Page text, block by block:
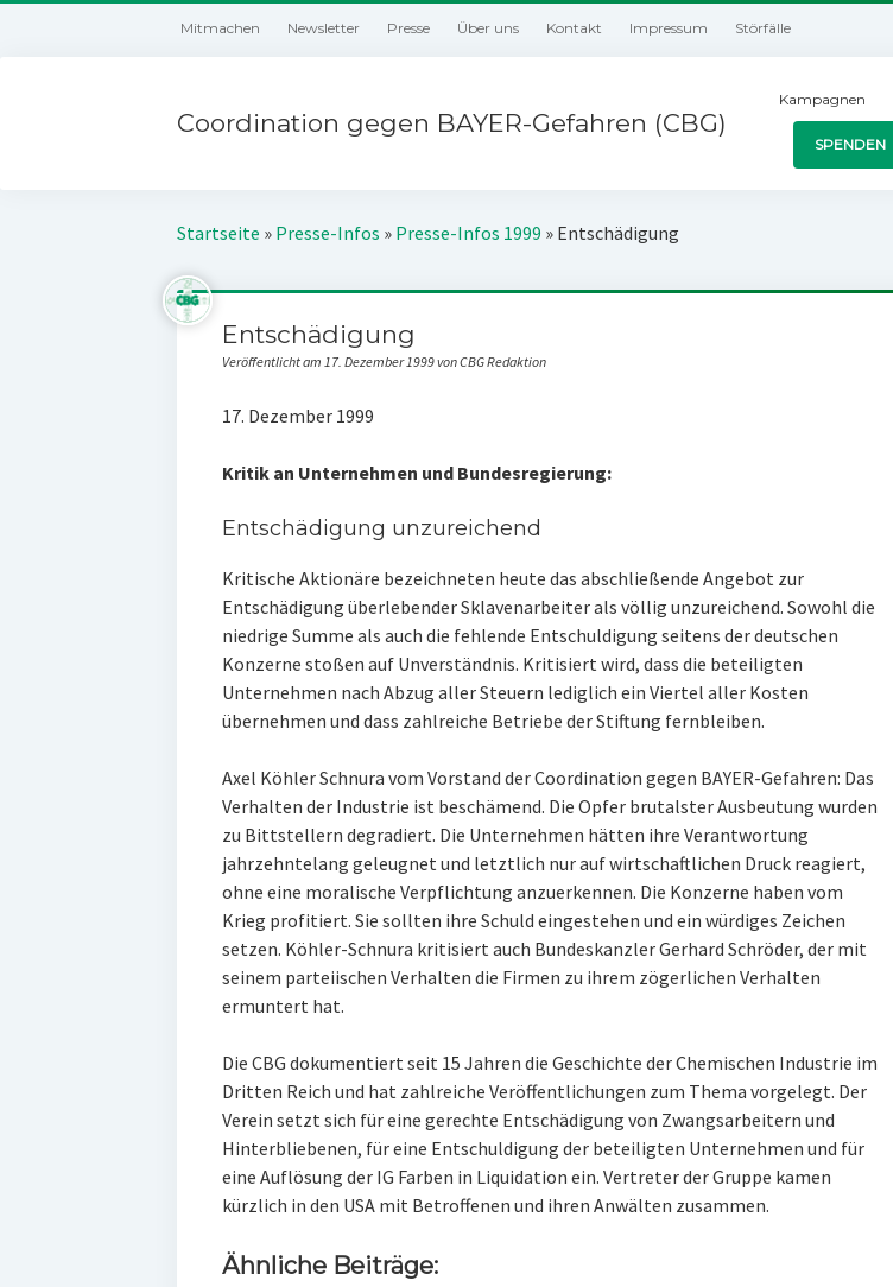
Mitmachen Newsletter Presse Über uns Kontakt Impressum Störfälle
Coordination gegen BAYER-Gefahren (CBG)
Kampagnen
SPENDEN
Startseite » Presse-Infos » Presse-Infos 1999 » Entschädigung
Entschädigung
Veröffentlicht am 17. Dezember 1999 von CBG Redaktion
17. Dezember 1999
Kritik an Unternehmen und Bundesregierung:
Entschädigung unzureichend
Kritische Aktionäre bezeichneten heute das abschließende Angebot zur
Entschädigung überlebender Sklavenarbeiter als völlig unzureichend. Sowohl die
niedrige Summe als auch die fehlende Entschuldigung seitens der deutschen
Konzerne stoßen auf Unverständnis. Kritisiert wird, dass die beteiligten
Unternehmen nach Abzug aller Steuern lediglich ein Viertel aller Kosten
übernehmen und dass zahlreiche Betriebe der Stiftung fernbleiben.
Axel Köhler Schnura vom Vorstand der Coordination gegen BAYER-Gefahren: Das
Verhalten der Industrie ist beschämend. Die Opfer brutalster Ausbeutung wurden
zu Bittstellern degradiert. Die Unternehmen hätten ihre Verantwortung
jahrzehntelang geleugnet und letztlich nur auf wirtschaftlichen Druck reagiert,
ohne eine moralische Verpflichtung anzuerkennen. Die Konzerne haben vom
Krieg profitiert. Sie sollten ihre Schuld eingestehen und ein würdiges Zeichen
setzen. Köhler-Schnura kritisiert auch Bundeskanzler Gerhard Schröder, der mit
seinem parteiischen Verhalten die Firmen zu ihrem zögerlichen Verhalten
ermuntert hat.
Die CBG dokumentiert seit 15 Jahren die Geschichte der Chemischen Industrie im
Dritten Reich und hat zahlreiche Veröffentlichungen zum Thema vorgelegt. Der
Verein setzt sich für eine gerechte Entschädigung von Zwangsarbeitern und
Hinterbliebenen, für eine Entschuldigung der beteiligten Unternehmen und für
eine Auflösung der IG Farben in Liquidation ein. Vertreter der Gruppe kamen
kürzlich in den USA mit Betroffenen und ihren Anwälten zusammen.
Ähnliche Beiträge: